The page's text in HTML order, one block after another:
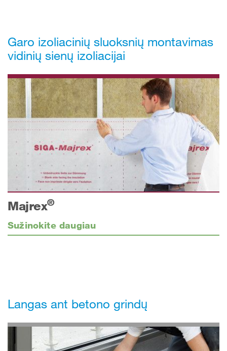
Garo izoliacinių sluoksnių montavimas
vidinių sienų izoliacijai
Majrex®
Sužinokite daugiau
Langas ant betono grindų